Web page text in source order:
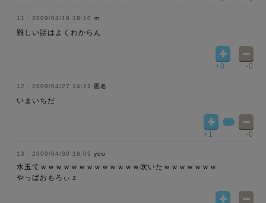
2009/04/19 18:10 ｍ
難しい話はよくわからん
+0 -0
2009/04/27 14:22 匿名
いまいちだ
+1 -0
2009/04/30 18:09 you
水玉てｗｗｗｗｗｗｗｗｗｗｗｗｗ吹いたｗｗｗｗｗｗｗ
やっぱおもろぃｚ